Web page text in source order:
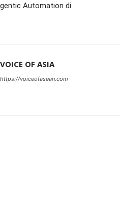
Automation di
VOICE OF ASIA
https://voiceofasean.com